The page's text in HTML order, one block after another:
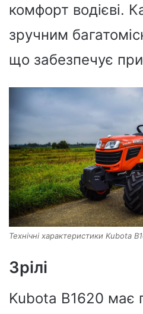
комфорт водієві.
зручним
що забезпечує
Технічні характеристики Kubota
Зрілі
Kubota B1620 має